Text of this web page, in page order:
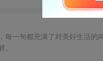
一句都充满了对美好生活